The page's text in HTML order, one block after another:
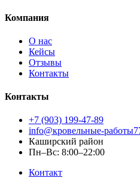
Компания
О нас
Кейсы
Отзывы
Контакты
Контакты
+7 (903) 199-47-89
info@кровельные-
Каширский район
Пн–Вс: 8:00–22:00
Контакт